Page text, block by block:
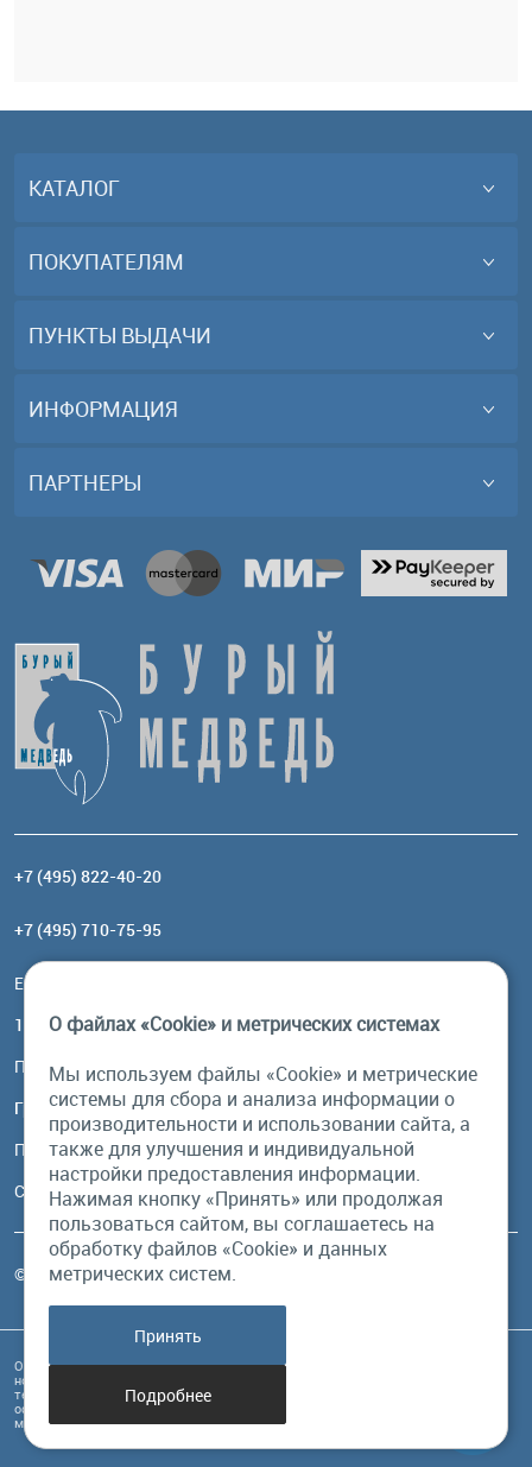
КАТАЛОГ
ПОКУПАТЕЛЯМ
ПУНКТЫ ВЫДАЧИ
ИНФОРМАЦИЯ
ПАРТНЕРЫ
+7 (495) 822-40-20
+7 (495) 710-75-95
Email:
117485, Москва, ул. Профсоюзная, 84/32, корп 1
Посмотреть на карте
График работы
Пн-Пт: с 10:00 до 18:00
Сб, Вс: выходной
© Бурый Медведь MMXXVI. Все права защищены.
Обращаем Ваше внимание на то, что данный интернет-сайт и его содержимое
носит исключительно информационный характер и ни при каких условиях
техническая информация, размещенная на сайте, не являются публичной
офертой, определяемой положениями Статьи 437 Гражданского кодекса РФ, и
может быть изменена в любое время без предупреждения.
О файлах «Cookie» и метрических системах
Мы используем файлы «Cookie» и метрические
системы для сбора и анализа информации о
производительности и использовании сайта, а
также для улучшения и индивидуальной
настройки предоставления информации.
Нажимая кнопку «Принять» или продолжая
пользоваться сайтом, вы соглашаетесь на
обработку файлов «Cookie» и данных
метрических систем.
Принять
Подробнее